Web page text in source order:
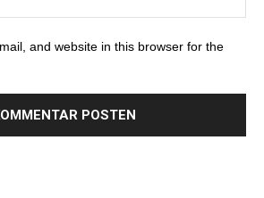
and website in this browser for the